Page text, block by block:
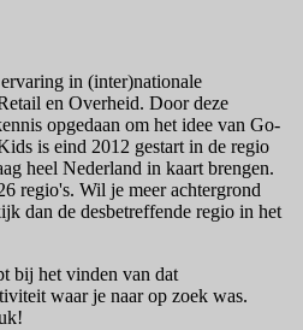
in (inter)nationale
en Overheid. Door deze
opgedaan om het idee van Go-
is eind 2012 gestart in de regio
heel Nederland in kaart brengen.
regio's. Wil je meer achtergrond
dan de desbetreffende regio in het
bij het vinden van dat
waar je naar op zoek was.